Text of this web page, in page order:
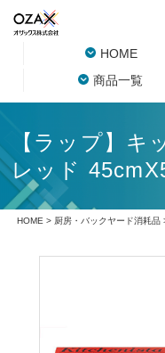
HOME
商品一覧
【ラップ】キ
レッド
HOME > 厨房・バックヤード消耗品